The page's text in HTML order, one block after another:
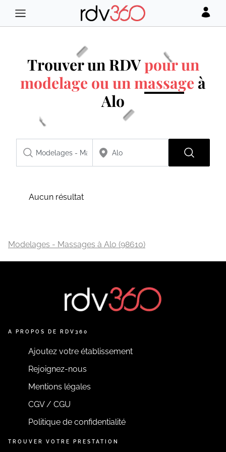
Trouver un RDVpour un
modelage ou un massage à
Alo
Aucun résultat
Modelages - Massages à Alo (98610)
A PROPOS DE RDV360
Ajoutez votre établissement
Rejoignez-nous
Mentions légales
CGV / CGU
Politique de confidentialité
TROUVER VOTRE PRESTATION